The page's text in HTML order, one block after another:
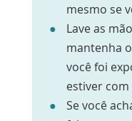
mesmo se
Lave as
mantenha
você foi
estiver com
Se você